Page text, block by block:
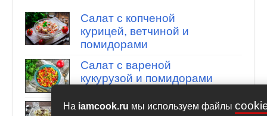
На iamcook.ru мы используем файлы
Салат с копченой
курицей, ветчиной и
помидорами
Салат с вареной
кукурузой и помидорами
Салат из куриных